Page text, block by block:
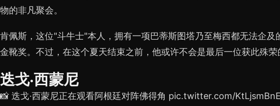
物的非凡聚会。
肯佩斯，这位"斗牛士"本人，拥有一项巴蒂斯图塔乃至梅西都无法企及
金靴奖。不过，在这个夏天结束之前，他或许不会是最后一位获此殊荣
迭戈·西蒙尼
📸 迭戈·西蒙尼正在观看阿根廷对阵佛得角 pic.twitter.com/